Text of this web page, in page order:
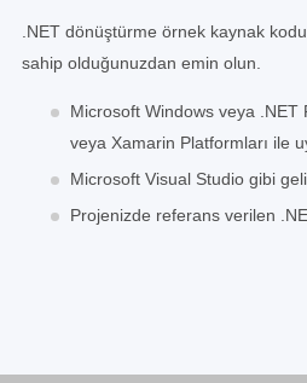
.NET dönüştürme örnek kaynak
sahip olduğunuzdan emin olun.
Microsoft Windows veya
veya Xamarin Platformları ile
Microsoft Visual Studio gibi
Projenizde referans verilen